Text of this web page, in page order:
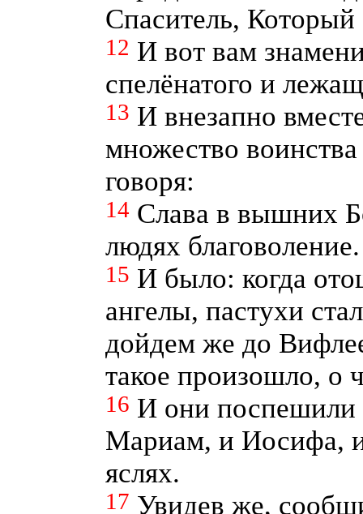
Спаситель, Который
12 И вот вам
спелёнатого и
13 И внезапно
множество
говоря:
14 Слава в вышних
людях благоволение.
15 И было: когда
ангелы, пастухи
дойдем же до
такое произошло, о
16 И они
Мариам, и Иосифа,
яслях.
17 Увидев же,